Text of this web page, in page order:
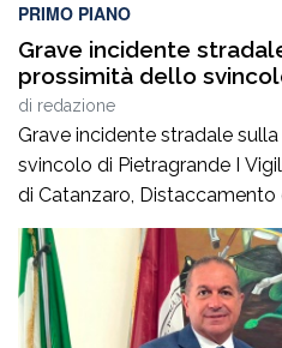
PRIMO PIANO
Grave incidente
prossimità dello
di redazione
Grave incidente stradale
svincolo di Pietragrande I
di Catanzaro, Distaccamento
intervenuti sulla SS106, in
località Pietragrande, per un
ha coinvolto una Fiat Panda,
motocicletta.Nel sinistro ha